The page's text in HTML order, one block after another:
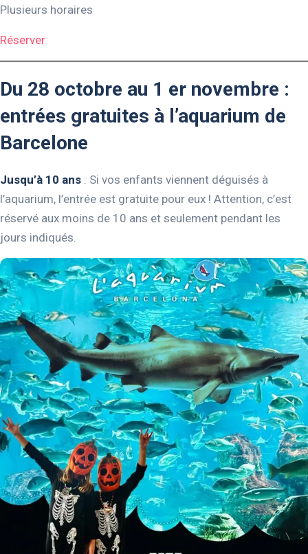
Plusieurs horaires
Réserver
Du 28 octobre au 1 er novembre :
entrées gratuites à l’aquarium de
Barcelone
Jusqu’à 10 ans : Si vos enfants viennent déguisés à
l’aquarium, l’entrée est gratuite pour eux ! Attention, c’est
réservé aux moins de 10 ans et seulement pendant les
jours indiqués.